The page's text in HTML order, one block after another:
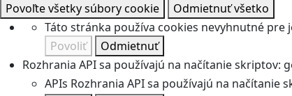
Povoľte všetky súbory cookie
Odmietnuť všetko
Táto stránka používa cookies nevyhnutné
Povoliť
Odmietnuť
Rozhrania API sa používajú na načítanie skriptov:
APIs Rozhrania API sa používajú na načítanie